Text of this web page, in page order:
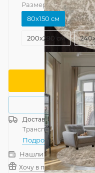
Размер — 80x150 см
80x150 см
200x290 см
Доставка
Транспортной
Подробнее
Нашли дешевле?
Хочу в подарок